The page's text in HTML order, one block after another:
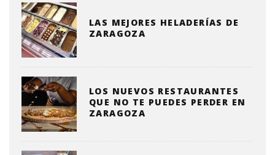
LAS MEJORES HELADERÍAS DE
ZARAGOZA
LOS NUEVOS RESTAURANTES
QUE NO TE PUEDES PERDER EN
ZARAGOZA